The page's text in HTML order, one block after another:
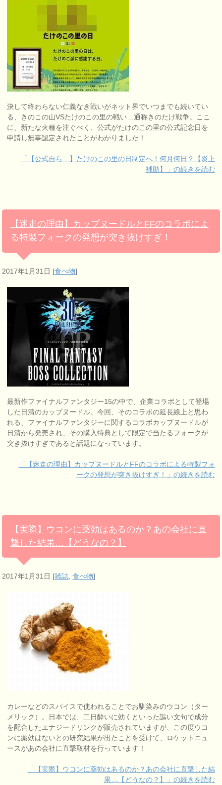
決して終わらない仁義なき戦いがネット界でいつまでも続いてい
る、きのこの山VSたけのこの里の戦い…通称きのたけ戦争。ここ
に、新たな火種を注ぐべく、公式がたけのこの里の公式記念日を
申請し無事認定されたことがわかりました！
「【公式自ら…】たけのこの里の日制定へ！何月何日？【炎上
補助】」の続きを読む
【迷走の理由】カップヌードルとFFのコラボによ
る特製フォークの発想が突き抜けすぎ！
2017年1月31日 [食べ物]
最新作ファイナルファンタジー15の中で、企業コラボとして登場
した日清のカップヌードル。今回、そのコラボの延長線上と思わ
れる、ファイナルファンタジーに関するコラボカップヌードルが
日清から発売され、その購入特典として限定で当たるフォークが
突き抜けすぎであると話題になっています。
「【迷走の理由】カップヌードルとFFのコラボによる特製フォ
ークの発想が突き抜けすぎ！」の続きを読む
【実際】ウコンに薬効はあるのか？あの会社に直
撃した結果…【どうなの？】
2017年1月31日 [雑誌 ,食べ物]
カレーなどのスパイスで使われることでお馴染みのウコン（ター
メリック）。日本では、二日酔いに効くといった謳い文句で成分
を配合したエナジードリンクが販売されていますが、この度ウコ
ンに薬効はないとの研究結果が出たことを受けて、ロケットニュ
ースがあの会社に直撃取材を行っています！
「【実際】ウコンに薬効はあるのか？あの会社に直撃した結
果…【どうなの？】」の続きを読む